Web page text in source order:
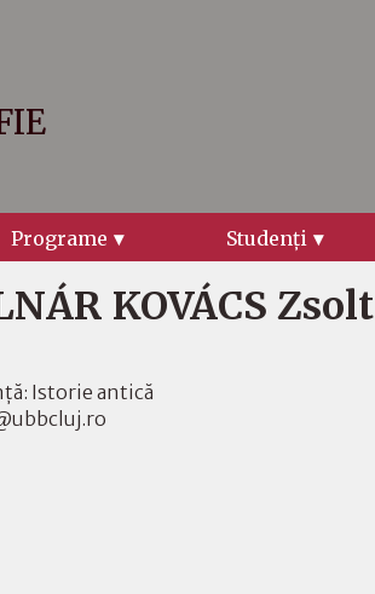
Programe Studenţi
KOVÁCS Zsolt
Istorie antică